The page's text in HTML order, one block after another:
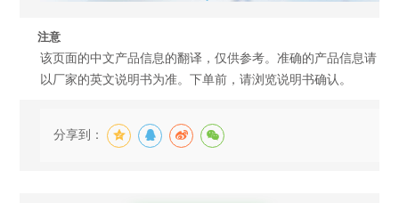
注意
该页面的中文产品信息的翻译，仅供参考。准确的产品信息请
以厂家的英文说明书为准。下单前，请浏览说明书确认。
分享到：